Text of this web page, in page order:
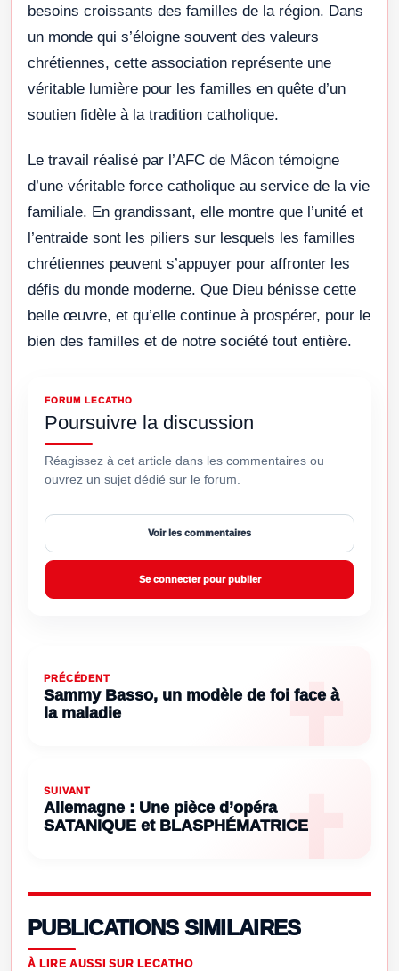
besoins croissants des familles de la région. Dans
un monde qui s’éloigne souvent des valeurs
chrétiennes, cette association représente une
véritable lumière pour les familles en quête d’un
soutien fidèle à la tradition catholique.
Le travail réalisé par l’AFC de Mâcon témoigne
d’une véritable force catholique au service de la vie
familiale. En grandissant, elle montre que l’unité et
l’entraide sont les piliers sur lesquels les familles
chrétiennes peuvent s’appuyer pour affronter les
défis du monde moderne. Que Dieu bénisse cette
belle œuvre, et qu’elle continue à prospérer, pour le
bien des familles et de notre société tout entière.
FORUM LECATHO
Poursuivre la discussion
Réagissez à cet article dans les commentaires ou
ouvrez un sujet dédié sur le forum.
Voir les commentaires
Se connecter pour publier
PRÉCÉDENT
Sammy Basso, un modèle de foi face à
la maladie
SUIVANT
Allemagne : Une pièce d’opéra
SATANIQUE et BLASPHÉMATRICE
PUBLICATIONS SIMILAIRES
À LIRE AUSSI SUR LECATHO